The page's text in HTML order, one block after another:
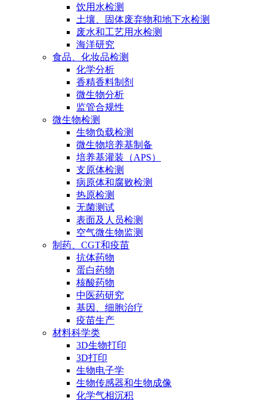
饮用水检测
土壤、固体废弃物和地下水检测
废水和工艺用水检测
海洋研究
食品、化妆品检测
化学分析
香精香料制剂
微生物分析
监管合规性
微生物检测
生物负载检测
微生物培养基制备
培养基灌装（APS）
支原体检测
病原体和腐败检测
热原检测
无菌测试
表面及人员检测
空气微生物监测
制药、CGT和疫苗
抗体药物
蛋白药物
核酸药物
中医药研究
基因、细胞治疗
疫苗生产
材料科学类
3D生物打印
3D打印
生物电子学
生物传感器和生物成像
化学气相沉积